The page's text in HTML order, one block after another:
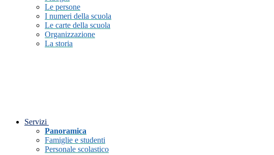
Le persone
I numeri della scuola
Le carte della scuola
Organizzazione
La storia
Servizi
Panoramica
Famiglie e studenti
Personale scolastico